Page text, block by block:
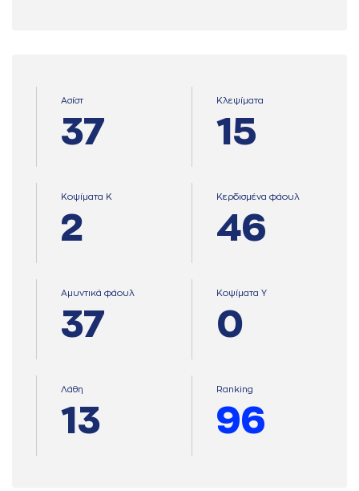
Ασίστ
37
Κλεψίματα
15
Κοψίματα Κ
2
Κερδισμένα φάουλ
46
Αμυντικά φάουλ
37
Κοψίματα Υ
0
Λάθη
13
Ranking
96